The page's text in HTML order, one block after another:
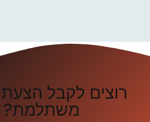
רוצים לקבל
משתלמת?